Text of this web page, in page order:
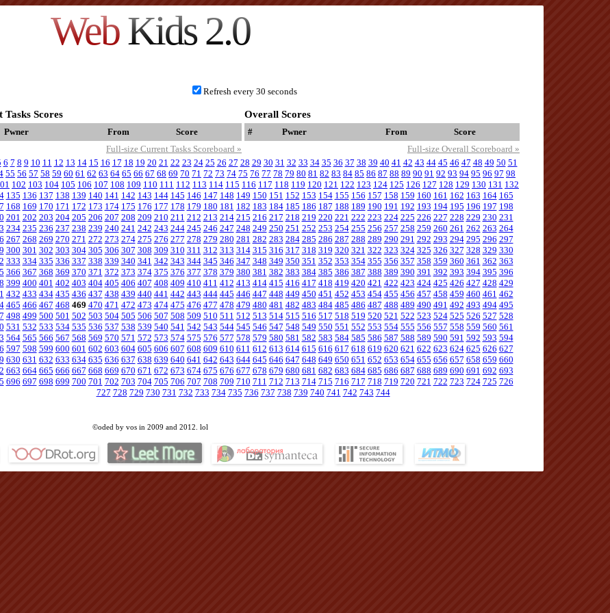
WebKids 2.0
Refresh every 30 seconds
Scores Overall Scores
Pwner From
Score
Full-size Current Tasks Scoreboard »
# Pwner From
Score
Full-size Overall Scoreboard »
6 7 8 9 10 11 12 13 14 15 16 17 18 19 20 21 22 23 24 25 26 27 28 29 30 31 32 33 34 35 36 37 38 39 40 41 42 43 44 45 46 47 48 49 50 51
55 56 57 58 59 60 61 62 63 64 65 66 67 68 69 70 71 72 73 74 75 76 77 78 79 80 81 82 83 84 85 86 87 88 89 90 91 92 93 94 95 96 97 98
102 103 104 105 106 107 108 109 110 111 112 113 114 115 116 117 118 119 120 121 122 123 124 125 126 127 128 129 130 131 132
135 136 137 138 139 140 141 142 143 144 145 146 147 148 149 150 151 152 153 154 155 156 157 158 159 160 161 162 163 164 165
168 169 170 171 172 173 174 175 176 177 178 179 180 181 182 183 184 185 186 187 188 189 190 191 192 193 194 195 196 197 198
201 202 203 204 205 206 207 208 209 210 211 212 213 214 215 216 217 218 219 220 221 222 223 224 225 226 227 228 229 230 231
234 235 236 237 238 239 240 241 242 243 244 245 246 247 248 249 250 251 252 253 254 255 256 257 258 259 260 261 262 263 264
267 268 269 270 271 272 273 274 275 276 277 278 279 280 281 282 283 284 285 286 287 288 289 290 291 292 293 294 295 296 297
300 301 302 303 304 305 306 307 308 309 310 311 312 313 314 315 316 317 318 319 320 321 322 323 324 325 326 327 328 329 330
333 334 335 336 337 338 339 340 341 342 343 344 345 346 347 348 349 350 351 352 353 354 355 356 357 358 359 360 361 362 363
366 367 368 369 370 371 372 373 374 375 376 377 378 379 380 381 382 383 384 385 386 387 388 389 390 391 392 393 394 395 396
399 400 401 402 403 404 405 406 407 408 409 410 411 412 413 414 415 416 417 418 419 420 421 422 423 424 425 426 427 428 429
432 433 434 435 436 437 438 439 440 441 442 443 444 445 446 447 448 449 450 451 452 453 454 455 456 457 458 459 460 461 462
465 466 467 468 469 470 471 472 473 474 475 476 477 478 479 480 481 482 483 484 485 486 487 488 489 490 491 492 493 494 495
498 499 500 501 502 503 504 505 506 507 508 509 510 511 512 513 514 515 516 517 518 519 520 521 522 523 524 525 526 527 528
531 532 533 534 535 536 537 538 539 540 541 542 543 544 545 546 547 548 549 550 551 552 553 554 555 556 557 558 559 560 561
564 565 566 567 568 569 570 571 572 573 574 575 576 577 578 579 580 581 582 583 584 585 586 587 588 589 590 591 592 593 594
597 598 599 600 601 602 603 604 605 606 607 608 609 610 611 612 613 614 615 616 617 618 619 620 621 622 623 624 625 626 627
630 631 632 633 634 635 636 637 638 639 640 641 642 643 644 645 646 647 648 649 650 651 652 653 654 655 656 657 658 659 660
663 664 665 666 667 668 669 670 671 672 673 674 675 676 677 678 679 680 681 682 683 684 685 686 687 688 689 690 691 692 693
696 697 698 699 700 701 702 703 704 705 706 707 708 709 710 711 712 713 714 715 716 717 718 719 720 721 722 723 724 725 726
727 728 729 730 731 732 733 734 735 736 737 738 739 740 741 742 743 744
©oded by vos in 2009 and 2012. lol